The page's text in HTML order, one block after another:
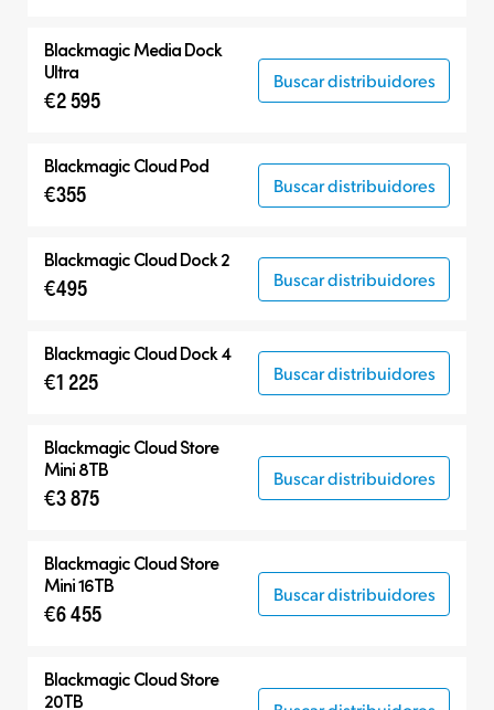
BlackmagicMedia Dock
Ultra
€2 595
Buscar distribuidores
Blackmagic Cloud Pod
€355 Buscar distribuidores
Blackmagic Cloud Dock 2
€495 Buscar distribuidores
Blackmagic Cloud Dock 4
€1 225 Buscar distribuidores
Blackmagic Cloud Store
Mini 8TB
€3 875
Buscar distribuidores
Blackmagic Cloud Store
Mini 16TB
€6 455
Buscar distribuidores
Blackmagic Cloud Store
20TB